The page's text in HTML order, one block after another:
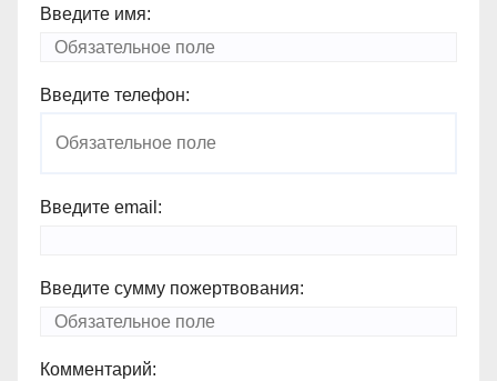
Введите имя:
Введите телефон:
Введите email:
Введите сумму пожертвования:
Комментарий: